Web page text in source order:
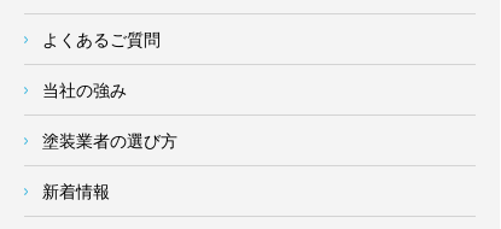
よくあるご質問
当社の強み
塗装業者の選び方
新着情報